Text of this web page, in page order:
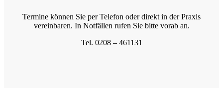
Termine können Sie per Telefon oder direkt in der Praxis
vereinbaren. In Notfällen rufen Sie bitte vorab an.
Tel. 0208 – 461131